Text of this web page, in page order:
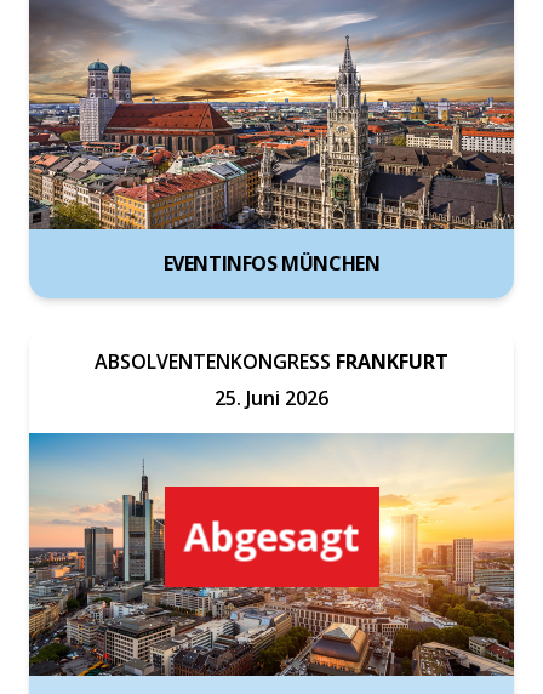
EVENTINFOS MÜNCHEN
Abgesagt
ABSOLVENTENKONGRESS FRANKFURT
25. Juni 2026